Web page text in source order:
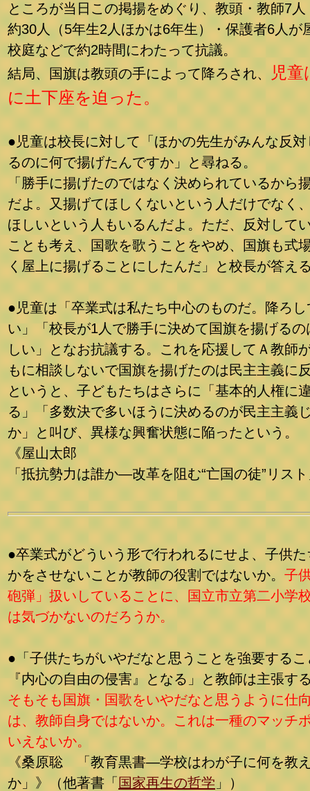
ところが当日この掲揚をめぐり、教頭・教師7人
約30人（5年生2人ほかは6年生）・保護者6人が
校庭などで約2時間にわたって抗議。
結局、国旗は教頭の手によって降ろされ、
児童
に土下座を迫った。
●児童は校長に対して「ほかの先生がみんな反対
るのに何で揚げたんですか」と尋ねる。
「勝手に揚げたのではなく決められているから
だよ。又揚げてほしくないという人だけでなく
ほしいという人もいるんだよ。ただ、反対して
ことも考え、国歌を歌うことをやめ、国旗も式
く屋上に揚げることにしたんだ」と校長が答え
●児童は「卒業式は私たち中心のものだ。降ろし
い」「校長が1人で勝手に決めて国旗を揚げるの
しい」となお抗議する。これを応援してＡ教師
もに相談しないで国旗を揚げたのは民主主義に
というと、子どもたちはさらに「基本的人権に
る」「多数決で多いほうに決めるのが民主主義
か」と叫び、異様な興奮状態に陥ったという。
《屋山太郎
「抵抗勢力は誰か―改革を阻む“亡国の徒”リス
●卒業式がどういう形で行われるにせよ、子供た
かをさせないことが教師の役割ではないか。 子
砲弾」扱いしていることに、国立市立第二小学
は気づかないのだろうか。
●「子供たちがいやだなと思うことを強要するこ
『内心の自由の侵害』となる」と教師は主張す
そもそも国旗・国歌をいやだなと思うように仕
は、教師自身ではないか。これは一種のマッチ
いえないか。
《桑原聡 「教育黒書―学校はわが子に何を教
か」》（他著書「 国家再生の哲学 」）